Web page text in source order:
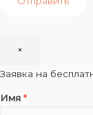
×
Заявка на
Имя *